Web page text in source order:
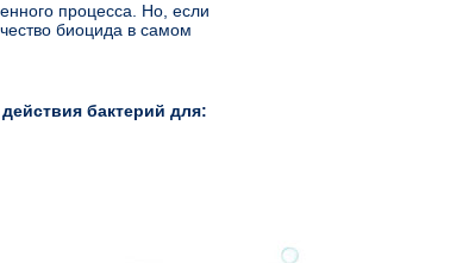
процесса. Но, если
биоцида в самом
бактерий для: